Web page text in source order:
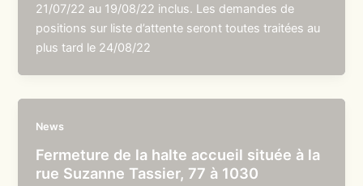
21/07/22 au 19/08/22 inclus. Les demandes de
positions sur liste d’attente seront toutes traitées au
plus tard le 24/08/22
News
Fermeture de la halte accueil située à la
rue Suzanne Tassier, 77 à 1030